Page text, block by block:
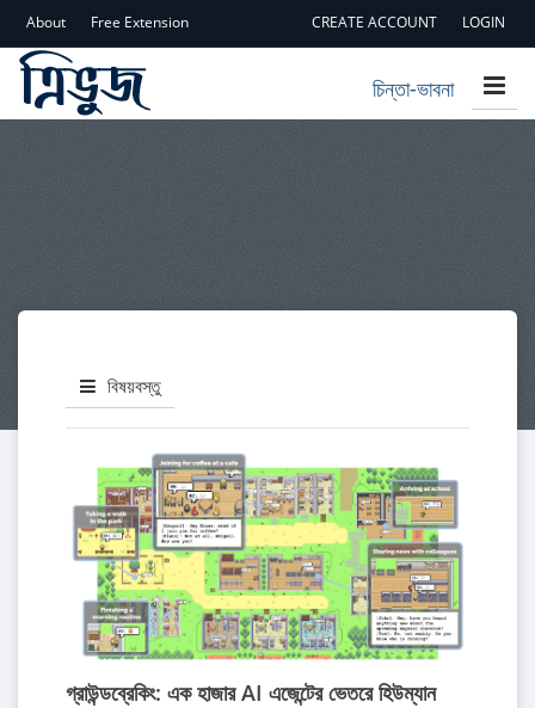
CREATE ACCOUNT LOGIN
About Free Extension
চিন্তা-ভাবনা
বিষয়বস্তু
গ্রাউন্ডব্রেকিং: এক হাজার AI এজেন্টের ভেতরে হিউম্যান